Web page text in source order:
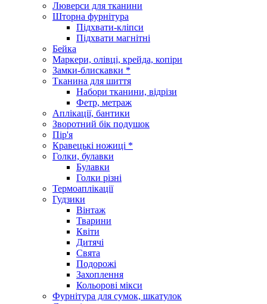
Люверси для тканини
Шторна фурнітура
Підхвати-кліпси
Підхвати магнітні
Бейка
Маркери, олівці, крейда, копіри
Замки-блискавки *
Тканина для шиття
Набори тканини, відрізи
Фетр, метраж
Аплікації, бантики
Зворотний бік подушок
Пір'я
Кравецькі ножиці *
Голки, булавки
Булавки
Голки різні
Термоаплікації
Гудзики
Вінтаж
Тварини
Квіти
Дитячі
Свята
Подорожі
Захоплення
Кольорові мікси
Фурнітура для сумок, шкатулок